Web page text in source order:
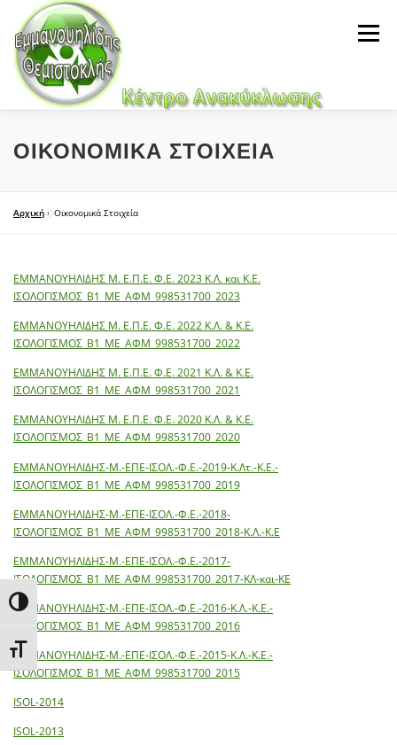
Εναλλαγή Υψηλής Αντίθεσης
Εναλλαγή Μεγέθους Γραμμάτων
Προχωρήστε
περιεχόμενο
Μενού
HOME ΕΤΑΙΡΊΑ ΑΝΤΑΛΛΑΚΤΙΚΆ
NEWS ΕΠΙΚΟΙΝΩΝΊΑ
ΟΙΚΟΝΟΜΙΚΆ ΣΤΟΙΧΕΊΑ
Αρχική »Οικονομικά Στοιχεία
ΕΜΜΑΝΟΥΗΛΙΔΗΣ Μ. Ε.Π.Ε. Φ.Ε. 2023 Κ.Λ. και Κ.Ε.
ΙΣΟΛΟΓΙΣΜΟΣ_Β1_ΜΕ_ΑΦΜ_998531700_2023
ΕΜΜΑΝΟΥΗΛΙΔΗΣ Μ. Ε.Π.Ε. Φ.Ε. 2022 Κ.Λ. & Κ.Ε.
ΙΣΟΛΟΓΙΣΜΟΣ_Β1_ΜΕ_ΑΦΜ_998531700_2022
ΕΜΜΑΝΟΥΗΛΙΔΗΣ Μ. Ε.Π.Ε. Φ.Ε. 2021 Κ.Λ. & Κ.Ε.
ΙΣΟΛΟΓΙΣΜΟΣ_Β1_ΜΕ_ΑΦΜ_998531700_2021
ΕΜΜΑΝΟΥΗΛΙΔΗΣ Μ. Ε.Π.Ε. Φ.Ε. 2020 Κ.Λ. & Κ.Ε.
ΙΣΟΛΟΓΙΣΜΟΣ_Β1_ΜΕ_ΑΦΜ_998531700_2020
ΕΜΜΑΝΟΥΗΛΙΔΗΣ-Μ.-ΕΠΕ-ΙΣΟΛ.-Φ.Ε.-2019-Κ.Λτ.-Κ.Ε.-
ΙΣΟΛΟΓΙΣΜΟΣ_Β1_ΜΕ_ΑΦΜ_998531700_2019
ΕΜΜΑΝΟΥΗΛΙΔΗΣ-Μ.-ΕΠΕ-ΙΣΟΛ.-Φ.Ε.-2018-
ΙΣΟΛΟΓΙΣΜΟΣ_Β1_ΜΕ_ΑΦΜ_998531700_2018-Κ.Λ.-Κ.Ε
ΕΜΜΑΝΟΥΗΛΙΔΗΣ-Μ.-ΕΠΕ-ΙΣΟΛ.-Φ.Ε.-2017-
ΙΣΟΛΟΓΙΣΜΟΣ_Β1_ΜΕ_ΑΦΜ_998531700_2017-ΚΛ-και-ΚΕ
ΕΜΜΑΝΟΥΗΛΙΔΗΣ-Μ.-ΕΠΕ-ΙΣΟΛ.-Φ.Ε.-2016-Κ.Λ.-Κ.Ε.-
ΙΣΟΛΟΓΙΣΜΟΣ_Β1_ΜΕ_ΑΦΜ_998531700_2016
ΕΜΜΑΝΟΥΗΛΙΔΗΣ-Μ.-ΕΠΕ-ΙΣΟΛ.-Φ.Ε.-2015-Κ.Λ.-Κ.Ε.-
ΙΣΟΛΟΓΙΣΜΟΣ_Β1_ΜΕ_ΑΦΜ_998531700_2015
ISOL-2014
ISOL-2013